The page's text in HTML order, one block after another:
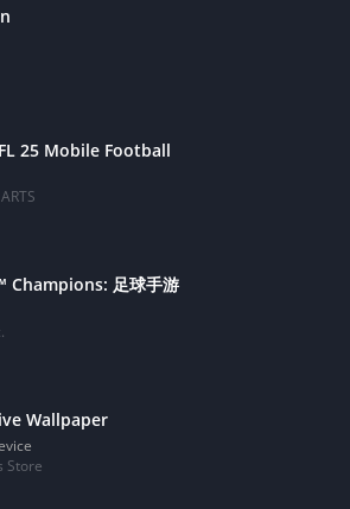
25 Mobile Football
Champions: 足球手游
Wallpaper
Store